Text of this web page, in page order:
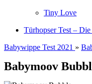
Tiny Love
Türhopser Test –
Babywippe Test 2021 »
Babymoov